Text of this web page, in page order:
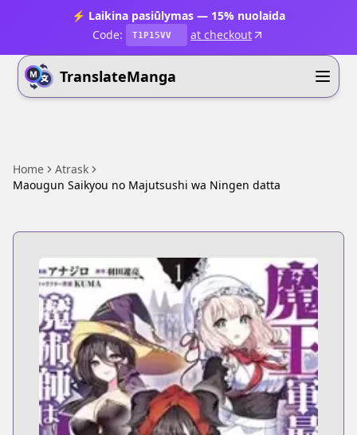
⚡ Laikina pasiūlymas — 15% nuolaida
Code:
T1P15VV at checkout
TranslateManga
Home
Atrask
Maougun Saikyou no Majutsushi wa Ningen datta